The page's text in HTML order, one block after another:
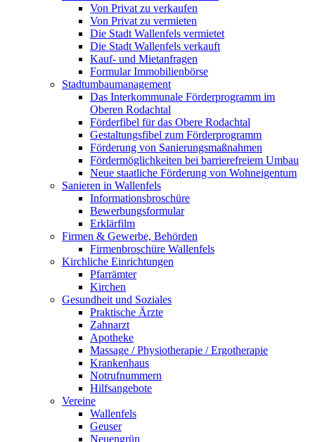
Von Privat zu verkaufen
Von Privat zu vermieten
Die Stadt Wallenfels vermietet
Die Stadt Wallenfels verkauft
Kauf- und Mietanfragen
Formular Immobilienbörse
Stadtumbaumanagement
Das Interkommunale Förderprogramm im
Oberen Rodachtal
Förderfibel für das Obere Rodachtal
Gestaltungsfibel zum Förderprogramm
Förderung von Sanierungsmaßnahmen
Fördermöglichkeiten bei barrierefreiem Umbau
Neue staatliche Förderung von Wohneigentum
Sanieren in Wallenfels
Informationsbroschüre
Bewerbungsformular
Erklärfilm
Firmen & Gewerbe, Behörden
Firmenbroschüre Wallenfels
Kirchliche Einrichtungen
Pfarrämter
Kirchen
Gesundheit und Soziales
Praktische Ärzte
Zahnarzt
Apotheke
Massage / Physiotherapie / Ergotherapie
Krankenhaus
Notrufnummern
Hilfsangebote
Vereine
Wallenfels
Geuser
Neuengrün